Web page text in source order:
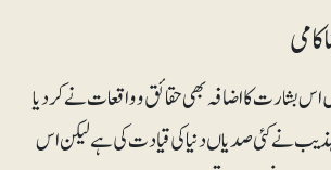
اس بشارت کا اضافہ بھی حقائق و واقعات نے کردیا
نے کئی صدیاں دنیا کی قیادت کی ہے لیکن اس